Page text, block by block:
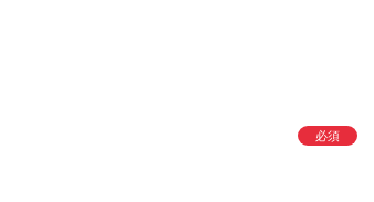
必須